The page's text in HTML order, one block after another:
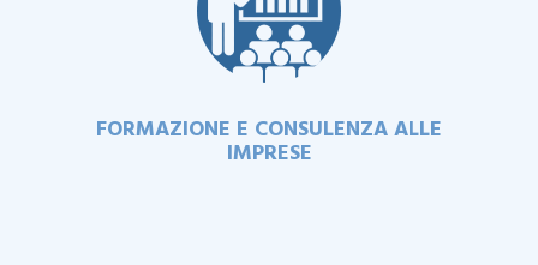
FORMAZIONE E CONSULENZA ALLE
IMPRESE